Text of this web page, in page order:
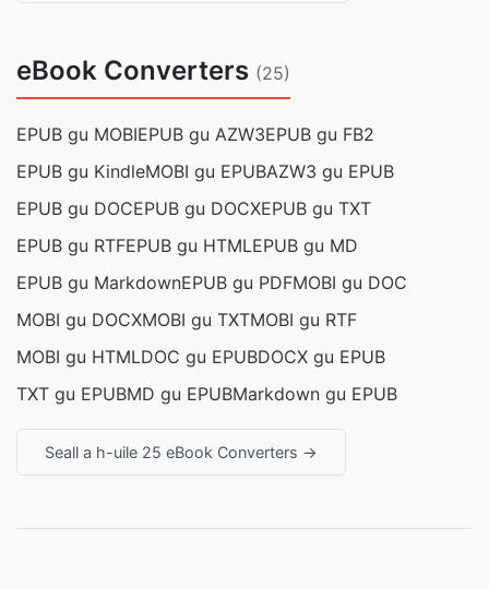
eBook Converters (25)
EPUB gu MOBIEPUB gu AZW3EPUB gu FB2
EPUB gu KindleMOBI gu EPUBAZW3 gu EPUB
EPUB gu DOCEPUB gu DOCXEPUB gu TXT
EPUB gu RTFEPUB gu HTMLEPUB gu MD
EPUB gu MarkdownEPUB gu PDFMOBI gu DOC
MOBI gu DOCXMOBI gu TXTMOBI gu RTF
MOBI gu HTMLDOC gu EPUBDOCX gu EPUB
TXT gu EPUBMD gu EPUBMarkdown gu EPUB
Seall a h-uile 25 eBook Converters →